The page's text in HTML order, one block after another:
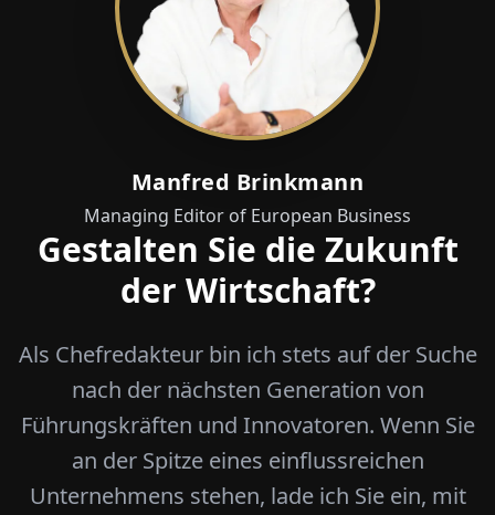
Manfred Brinkmann
Managing Editor of European Business
Gestalten Sie die Zukunft
der Wirtschaft?
Als Chefredakteur bin ich stets auf der Suche
nach der nächsten Generation von
Führungskräften und Innovatoren. Wenn Sie
an der Spitze eines einflussreichen
Unternehmens stehen, lade ich Sie ein, mit